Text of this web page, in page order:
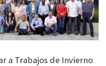
a Trabajos de Invierno